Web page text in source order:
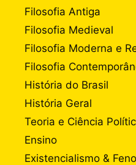
Filosofia Antiga
Filosofia Medieval
Filosofia Moderna e
Filosofia
História do Brasil
História Geral
Teoria e Ciência
Ensino
Existencialismo &